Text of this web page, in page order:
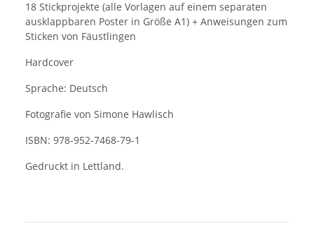
18 Stickprojekte (alle Vorlagen auf einem separaten
ausklappbaren Poster in Größe A1) + Anweisungen zum
Sticken von Fäustlingen
Hardcover
Sprache: Deutsch
Fotografie von Simone Hawlisch
ISBN: 978-952-7468-79-1
Gedruckt in Lettland.